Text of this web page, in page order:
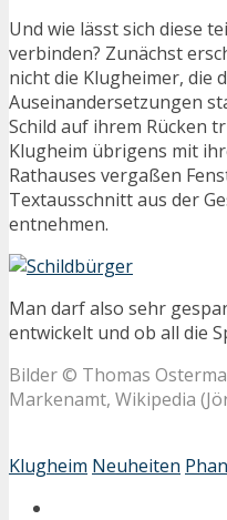
Und wie lässt sich diese
verbinden? Zunächst
nicht die Klugheimer, die
Auseinandersetzungen
Schild auf ihrem Rücken
Klugheim übrigens mit
Rathauses vergaßen
Textausschnitt aus der
entnehmen.
Man darf also sehr
entwickelt und ob all die
Bilder © Thomas
Markenamt, Wikipedia
Klugheim Neuheiten